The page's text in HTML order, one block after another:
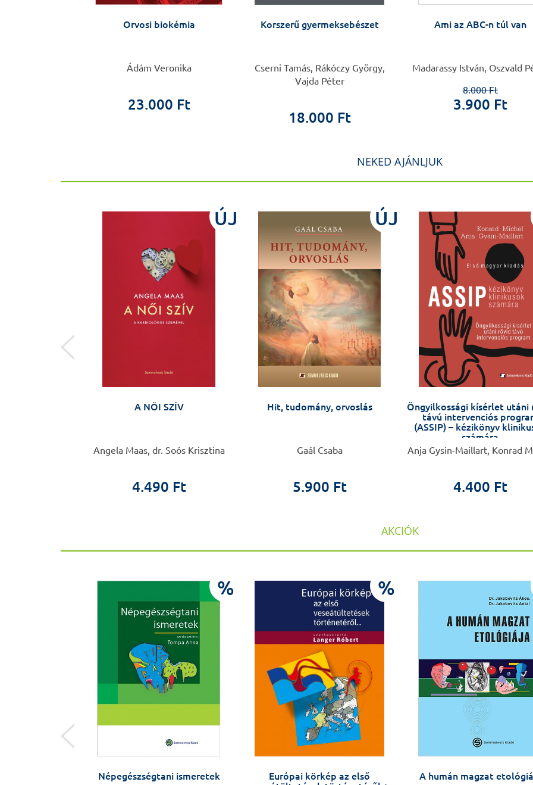
Orvosi biokémia
Ádám Veronika
23.000 Ft
Korszerű gyermeksebészet
Cserni Tamás, Rákóczy György,
Vajda Péter
18.000 Ft
Ami az ABC-n túl van
Madarassy István, Oszvald
8.000 Ft
3.900 Ft
NEKED AJÁNLJUK
ÚJ
A NŐI SZÍV
Angela Maas, dr. Soós Krisztina
4.490 Ft
ÚJ
Hit, tudomány, orvoslás
Gaál Csaba
5.900 Ft
Öngyilkossági kísérlet utáni
távú intervenciós
(ASSIP) – kézikönyv
számára
Anja Gysin-Maillart, Konrad
4.400 Ft
AKCIÓK
%
Népegészségtani ismeretek
%
Európai körkép az első
A humán magzat